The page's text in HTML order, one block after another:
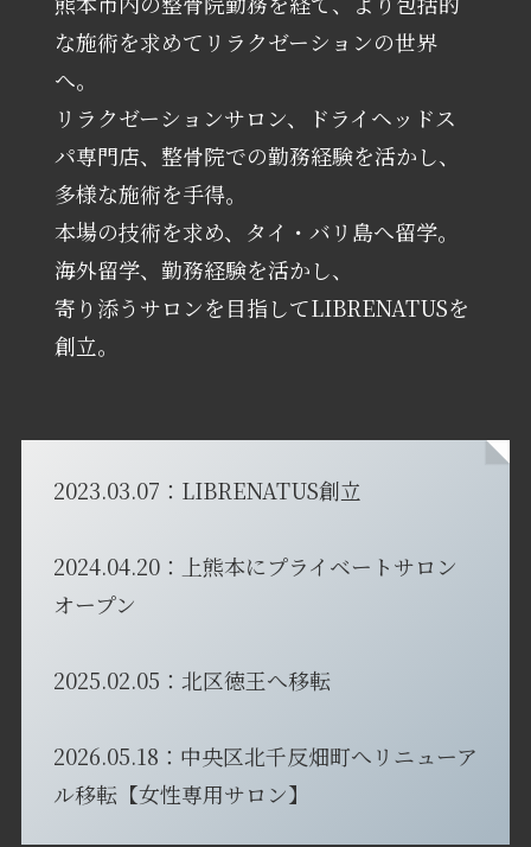
な施術を求めてリラクゼーションの世界
へ。
リラクゼーションサロン、ドライヘッドス
パ専門店、整骨院での勤務経験を活かし、
多様な施術を手得。
本場の技術を求め、タイ・バリ島へ留学。
海外留学、勤務経験を活かし、
寄り添うサロンを目指してLIBRENATUSを
創立。
2023.03.07：LIBRENATUS創立
2024.04.20：上熊本にプライベートサロン
オープン
2025.02.05：北区徳王へ移転
2026.05.18：中央区北千反畑町へリニューア
ル移転【女性専用サロン】